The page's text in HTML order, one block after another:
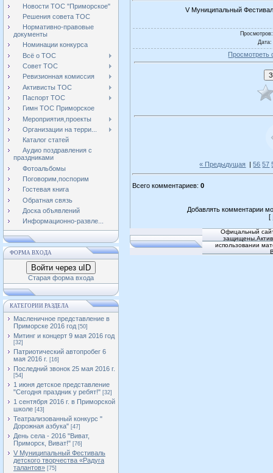
Новости ТОС "Приморское"
Решения совета ТОС
Нормативно-правовые
документы
Номинации конкурса
Всё о ТОС
Совет ТОС
Ревизионная комиссия
Активисты ТОС
Паспорт ТОС
Гимн ТОС Приморское
Мероприятия,проекты
Организации на терри...
Каталог статей
Аудио поздравления с
праздниками
Фотоальбомы
Поговорим,поспорим
Гостевая книга
Обратная связь
Доска объявлений
Информационно-развле...
ФОРМА ВХОДА
Войти через uID
Старая форма входа
КАТЕГОРИИ РАЗДЕЛА
Масленичное представление в
Приморске 2016 год [50]
Митинг и концерт 9 мая 2016 год
[32]
Патриотический автопробег 6
мая 2016 г. [16]
Последний звонок 25 мая 2016 г.
[54]
1 июня детское представление
"Сегодня праздник у ребят!" [32]
1 сентября 2016 г. в Приморской
школе [43]
Театрализованный конкурс "
Дорожная азбука" [47]
День села - 2016 "Виват,
Приморск, Виват!" [76]
V Муниципальный Фестиваль
детского творчества «Радуга
талантов» [75]
V Муниципальный
Просмотров
Дата:
Просмотреть
« Предыдущая |56 57
Всего комментариев: 0
Добавлять комментарии
[
Офицальный
использовании